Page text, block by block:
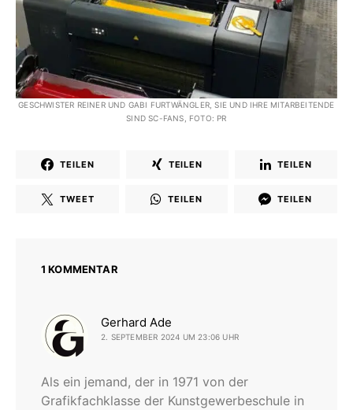
GESCHWISTER REINER UND GABI FURTWÄNGLER, SIE UND IHRE MITARBEITENDE
SIND SC-FANS, FOTO: PR
TEILEN TEILEN TEILEN
TWEET TEILEN TEILEN
1 KOMMENTAR
Gerhard Ade
2. SEPTEMBER 2024 UM 23:06 UHR
Als ein jemand, der in 1971 von der
Grafikfachklasse der Kunstgewerbeschule in